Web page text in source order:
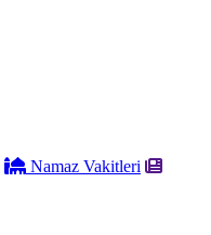
Namaz Vakitleri